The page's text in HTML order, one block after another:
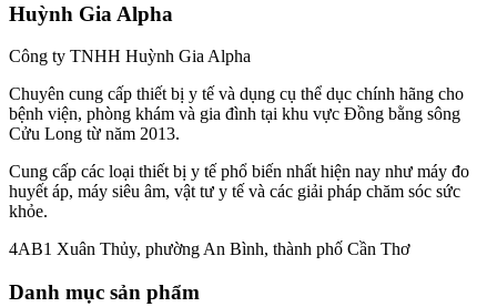
Huỳnh Gia Alpha
Công ty TNHH Huỳnh Gia Alpha
Chuyên cung cấp thiết bị y tế và dụng cụ thể dục chính hãng cho
bệnh viện, phòng khám và gia đình tại khu vực Đồng bằng sông
Cửu Long từ năm 2013.
Cung cấp các loại thiết bị y tế phổ biến nhất hiện nay như máy đo
huyết áp, máy siêu âm, vật tư y tế và các giải pháp chăm sóc sức
khỏe.
4AB1 Xuân Thủy, phường An Bình, thành phố Cần Thơ
Danh mục sản phẩm